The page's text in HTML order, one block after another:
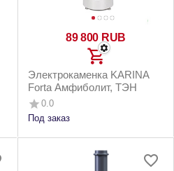
89 800 RUB
Электрокаменка KARINA
Forta Амфиболит, ТЭН
0.0
Под заказ